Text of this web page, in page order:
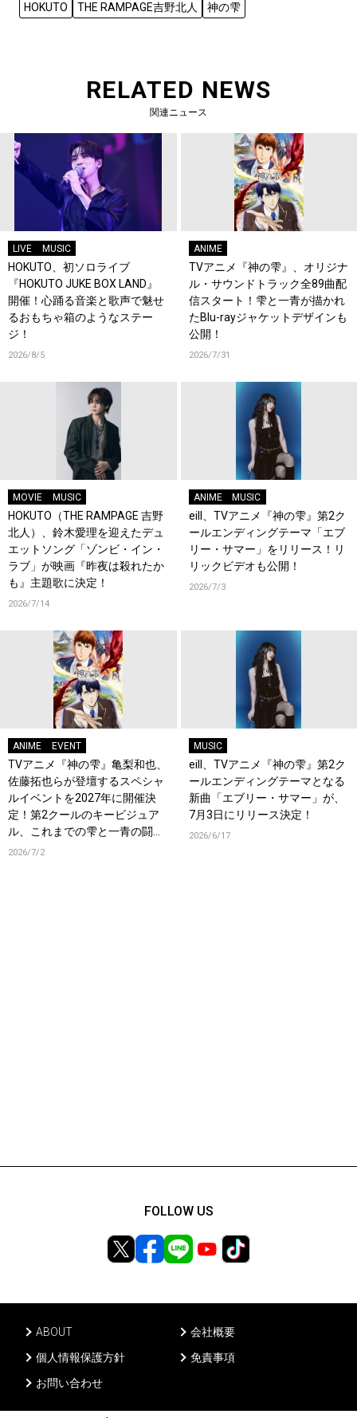
HOKUTO THE RAMPAGE吉野北人 神の雫
RELATED NEWS
関連ニュース
LIVE MUSIC
HOKUTO、初ソロライブ
『HOKUTO JUKE BOX LAND』
開催！心踊る音楽と歌声で魅せ
るおもちゃ箱のようなステー
ジ！
2026/8/5
ANIME
TVアニメ『神の雫』、オリジナ
ル・サウンドトラック全89曲配
信スタート！雫と一青が描かれ
たBlu-rayジャケットデザインも
公開！
2026/7/31
MOVIE MUSIC
HOKUTO（THE RAMPAGE 吉野
北人）、鈴木愛理を迎えたデュ
エットソング「ゾンビ・イン・
ラブ」が映画『昨夜は殺れたか
も』主題歌に決定！
2026/7/14
ANIME MUSIC
eill、TVアニメ『神の雫』第2ク
ールエンディングテーマ「エブ
リー・サマー」をリリース！リ
リックビデオも公開！
2026/7/3
ANIME EVENT
TVアニメ『神の雫』亀梨和也、
佐藤拓也らが登壇するスペシャ
ルイベントを2027年に開催決
定！第2クールのキービジュア
ル、これまでの雫と一青の闘い
を振り返る総集編も公開！
2026/7/2
MUSIC
eill、TVアニメ『神の雫』第2ク
ールエンディングテーマとなる
新曲「エブリー・サマー」が、
7月3日にリリース決定！
2026/6/17
ABOUT
会社概要
個人情報保護方針
免責事項
お問い合わせ
FOLLOW US